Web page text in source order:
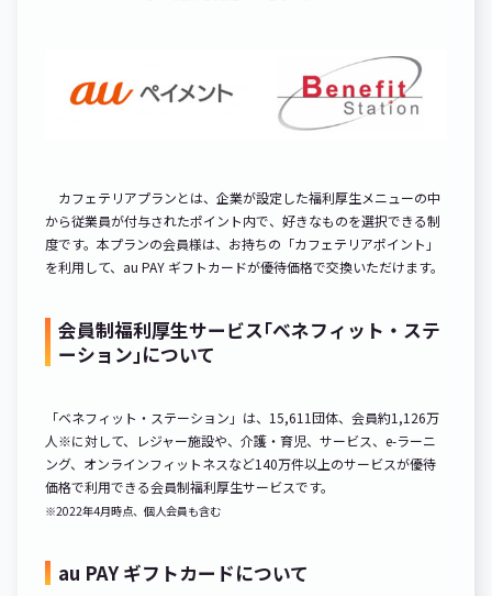
カフェテリアプランとは、企業が設定した福利厚生メニューの中
から従業員が付与されたポイント内で、好きなものを選択できる制
度です。本プランの会員様は、お持ちの「カフェテリアポイント」
を利用して、au PAY ギフトカードが優待価格で交換いただけます。
会員制福利厚生サービス｢ベネフィット・ステ
ーション｣について
「ベネフィット・ステーション」は、15,611団体、会員約1,126万
人※に対して、レジャー施設や、介護・育児、サービス、e-ラーニ
ング、オンラインフィットネスなど140万件以上のサービスが優待
価格で利用できる会員制福利厚生サービスです。
※2022年4月時点、個人会員も含む
au PAY ギフトカードについて